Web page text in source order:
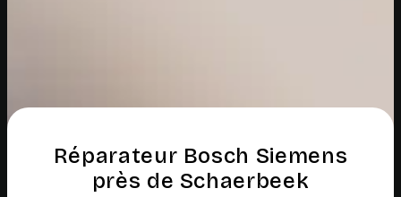
Réparateur Bosch Siemens
près de Schaerbeek